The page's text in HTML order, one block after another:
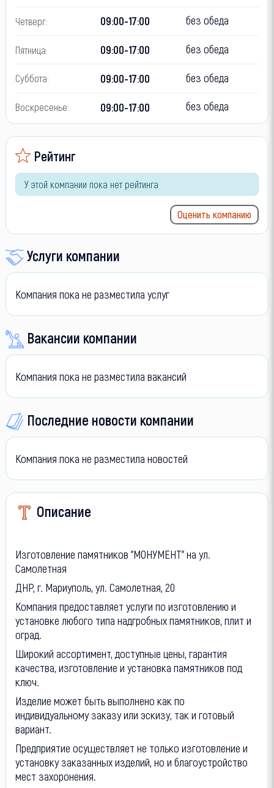
Четверг: 09:00-17:00 без обеда
Пятница: 09:00-17:00 без обеда
Суббота: 09:00-17:00 без обеда
Воскресенье: 09:00-17:00 без обеда
Рейтинг
У этой компании пока нет рейтинга
Оценить компанию
Услуги компании
Компания пока не разместила услуг
Вакансии компании
Компания пока не разместила вакансий
Последние новости компании
Компания пока не разместила новостей
Описание
Изготовление памятников "МОНУМЕНТ" на ул.
Самолетная
ДНР, г. Мариуполь, ул. Самолетная, 20
Компания предоставляет услуги по изготовлению и
установке любого типа надгробных памятников, плит и
оград.
Широкий ассортимент, доступные цены, гарантия
качества, изготовление и установка памятников под
ключ.
Изделие может быть выполнено как по
индивидуальному заказу или эскизу, так и готовый
вариант.
Предприятие осуществляет не только изготовление и
установку заказанных изделий, но и благоустройство
мест захоронения.